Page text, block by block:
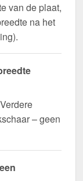
van de plaat,
na het
– geen